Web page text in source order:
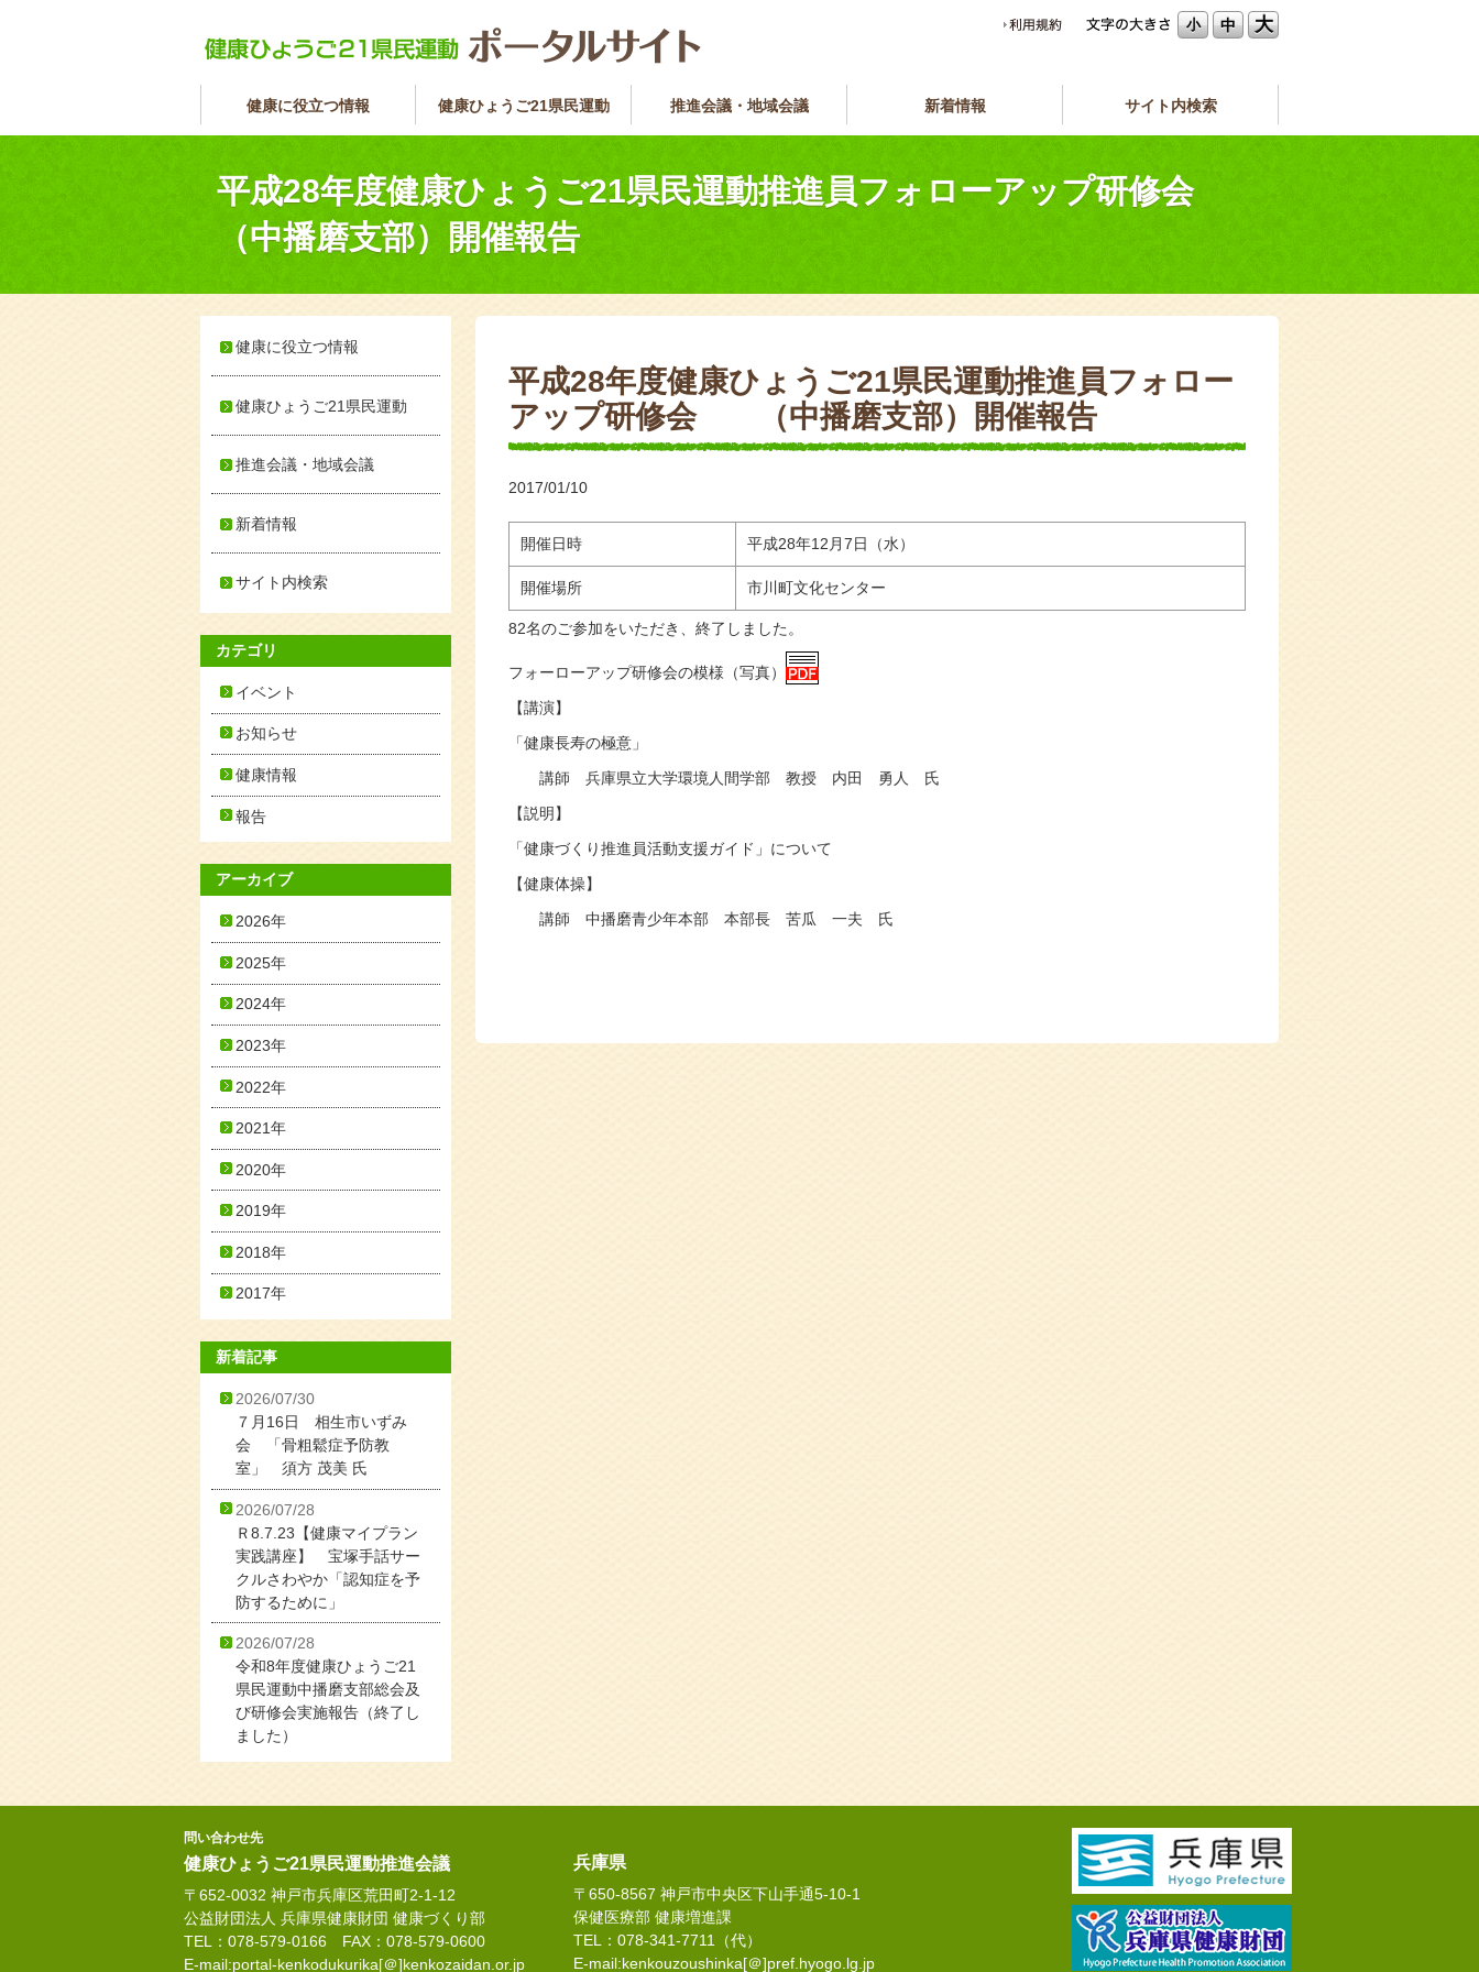
小 中 大
健康に役立つ情報 健康ひょうご21県民運動 推進会議・地域会議 新着情報 サイト内検索
平成28年度健康ひょうご21県民運動推進員フォローアップ研修会
（中播磨支部）開催報告
平成28年度健康ひょうご21県民運動推進員フォロー
アップ研修会 （中播磨支部）開催報告
2017/01/10
開催日時 平成28年12月7日（水）
開催場所 市川町文化センター
82名のご参加をいただき、終了しました。
フォーローアップ研修会の模様（写真）
【講演】
「健康長寿の極意」
講師 兵庫県立大学環境人間学部 教授 内田 勇人 氏
【説明】
「健康づくり推進員活動支援ガイド」について
【健康体操】
講師 中播磨青少年本部 本部長 苦瓜 一夫 氏
健康に役立つ情報
健康ひょうご21県民運動
推進会議・地域会議
新着情報
サイト内検索
カテゴリ
イベント
お知らせ
健康情報
報告
アーカイブ
2026年
2025年
2024年
2023年
2022年
2021年
2020年
2019年
2018年
2017年
新着記事
2026/07/30
７月16日 相生市いずみ
会 「骨粗鬆症予防教
室」 須方 茂美 氏
2026/07/28
Ｒ8.7.23【健康マイプラン
実践講座】 宝塚手話サー
クルさわやか「認知症を予
防するために」
2026/07/28
令和8年度健康ひょうご21
県民運動中播磨支部総会及
び研修会実施報告（終了し
ました）
問い合わせ先
健康ひょうご21県民運動推進会議
〒652-0032 神戸市兵庫区荒田町2-1-12
公益財団法人 兵庫県健康財団 健康づくり部
TEL：078-579-0166 FAX：078-579-0600
E-mail:portal-kenkodukurika[＠]kenkozaidan.or.jp
兵庫県
〒650-8567 神戸市中央区下山手通5-10-1
保健医療部 健康増進課
TEL：078-341-7711（代）
E-mail:kenkouzoushinka[＠]pref.hyogo.lg.jp